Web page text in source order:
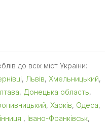
до всіх міст України:
, Львів, Хмельницький,
, Донецька область,
, Харків, Одеса,
, Івано-Франківськ,